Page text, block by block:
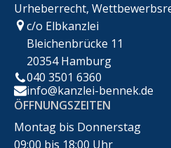
Urheberrecht,
c/o Elbkanzlei
Bleichenbrücke 11
20354 Hamburg
040 3501 6360
info@kanzlei-bennek.de
ÖFFNUNGSZEITEN
Montag bis Donnerstag
09:00 bis 18:00 Uhr